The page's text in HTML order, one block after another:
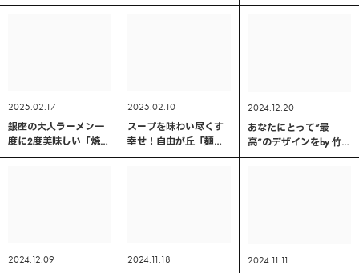
嶋田 英理紗
験｜森見登美彦 著
ャーシューメン
2025.02.17
銀座の大人ラーメン一
度に2度美味しい「焼き
あご塩らー麺 たかは
2025.02.10
スープを味わい尽くす
幸せ！自由が丘「麺う
らた」の塩そば＆鯛め
2024.12.20
あなたにとって“最
高”のデザインをby 竹内
雄汰
2024.12.09
2024.11.18
2024.11.11